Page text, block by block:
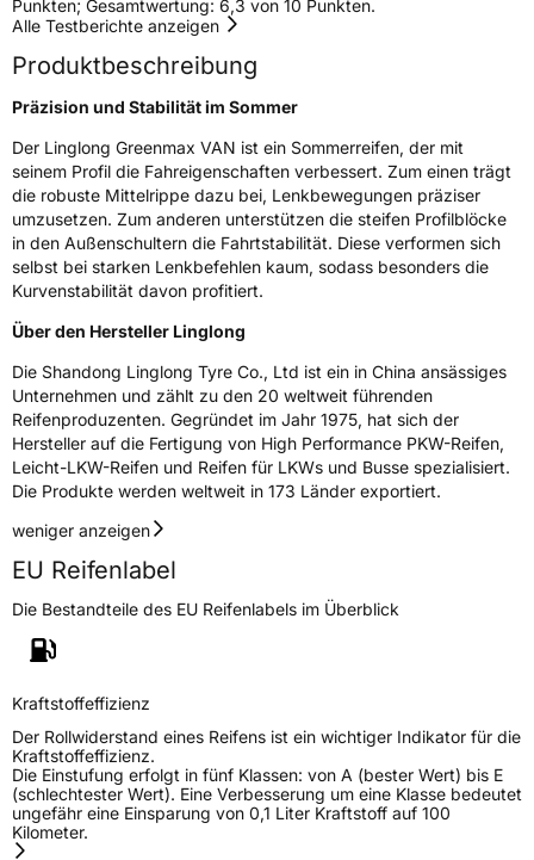
Rollgeräusch (dB)72
FahrzeugklasseC2
EisgripNein
EPREL ID432257
Allgemeine Produktsicherheit (GPSR)
30159 Hannover Deutschland,
Punkten; Gesamtwertung: 6,3 von 10 Punkten.
Alle Testberichte anzeigen
Produktbeschreibung
Präzision und Stabilität im Sommer
Der Linglong Greenmax VAN ist ein Sommerreifen, der mit
seinem Profil die Fahreigenschaften verbessert. Zum einen trägt
die robuste Mittelrippe dazu bei, Lenkbewegungen präziser
umzusetzen. Zum anderen unterstützen die steifen Profilblöcke
in den Außenschultern die Fahrtstabilität. Diese verformen sich
selbst bei starken Lenkbefehlen kaum, sodass besonders die
Kurvenstabilität davon profitiert.
Über den Hersteller Linglong
Die Shandong Linglong Tyre Co., Ltd ist ein in China ansässiges
Unternehmen und zählt zu den 20 weltweit führenden
Reifenproduzenten. Gegründet im Jahr 1975, hat sich der
Hersteller auf die Fertigung von High Performance PKW-Reifen,
Leicht-LKW-Reifen und Reifen für LKWs und Busse spezialisiert.
Die Produkte werden weltweit in 173 Länder exportiert.
weniger anzeigen
EU Reifenlabel
Die Bestandteile des EU Reifenlabels im Überblick
Kraftstoffeffizienz
Der Rollwiderstand eines Reifens ist ein wichtiger Indikator für die
Kraftstoffeffizienz.
Die Einstufung erfolgt in fünf Klassen: von A (bester Wert) bis E
(schlechtester Wert). Eine Verbesserung um eine Klasse bedeutet
ungefähr eine Einsparung von 0,1 Liter Kraftstoff auf 100
Kilometer.